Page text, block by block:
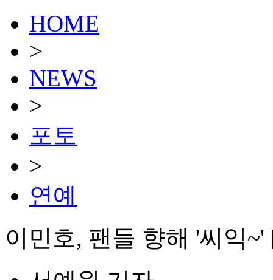
HOME
>
NEWS
>
포토
>
연예
이민호, 팬들 향해 '씨익